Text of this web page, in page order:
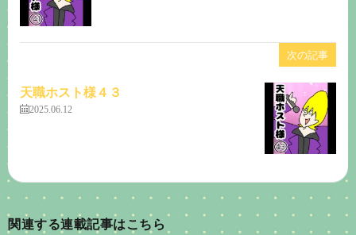
次の記事
天職ホスト様４３
2025.06.12
関連する連載記事はこちら